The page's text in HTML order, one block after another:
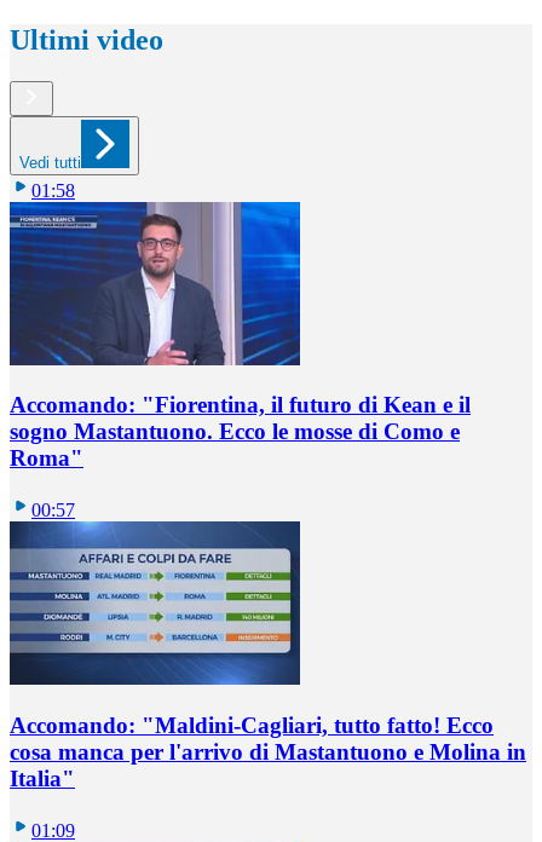
Ultimi video
Vedi tutti
01:58
Accomando: "Fiorentina, il futuro di Kean e il
sogno Mastantuono. Ecco le mosse di Como e
Roma"
00:57
Accomando: "Maldini-Cagliari, tutto fatto! Ecco
cosa manca per l'arrivo di Mastantuono e Molina in
Italia"
01:09